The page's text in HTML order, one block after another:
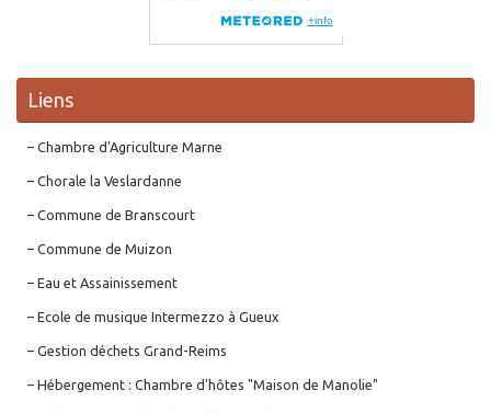
Liens
– Chambre d'Agriculture Marne
– Chorale la Veslardanne
– Commune de Branscourt
– Commune de Muizon
– Eau et Assainissement
– Ecole de musique Intermezzo à Gueux
– Gestion déchets Grand-Reims
– Hébergement : Chambre d'hôtes "Maison de Manolie"